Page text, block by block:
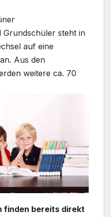
steht in
auf eine
Aus den
weitere ca. 70
finden bereits direkt